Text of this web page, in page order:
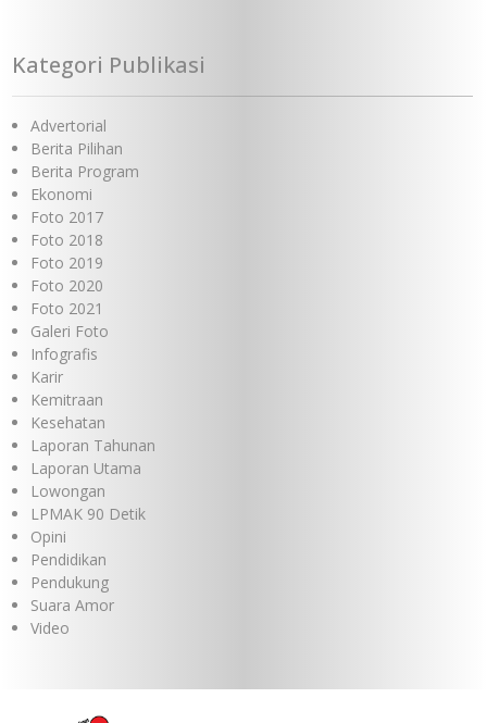
Kategori Publikasi
Advertorial
Berita Pilihan
Berita Program
Ekonomi
Foto 2017
Foto 2018
Foto 2019
Foto 2020
Foto 2021
Galeri Foto
Infografis
Karir
Kemitraan
Kesehatan
Laporan Tahunan
Laporan Utama
Lowongan
LPMAK 90 Detik
Opini
Pendidikan
Pendukung
Suara Amor
Video